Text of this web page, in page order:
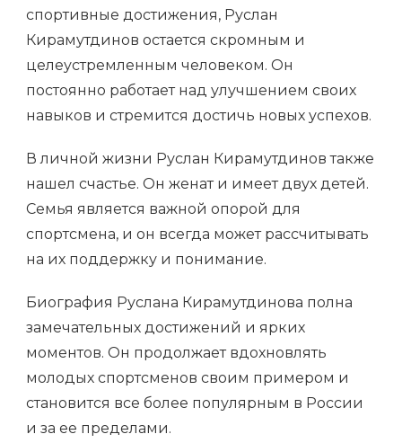
спортивные достижения, Руслан
Кирамутдинов остается скромным и
целеустремленным человеком. Он
постоянно работает над улучшением своих
навыков и стремится достичь новых успехов.
В личной жизни Руслан Кирамутдинов также
нашел счастье. Он женат и имеет двух детей.
Семья является важной опорой для
спортсмена, и он всегда может рассчитывать
на их поддержку и понимание.
Биография Руслана Кирамутдинова полна
замечательных достижений и ярких
моментов. Он продолжает вдохновлять
молодых спортсменов своим примером и
становится все более популярным в России
и за ее пределами.